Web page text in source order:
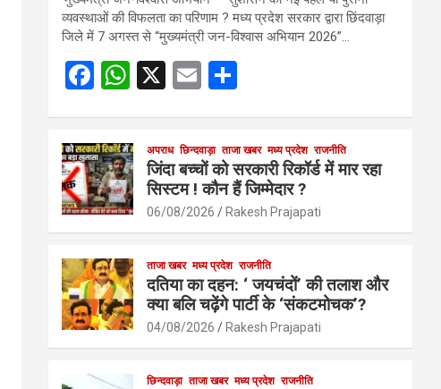
व्यवस्थाओं की विफलता का परिणाम ? मध्य प्रदेश सरकार द्वारा छिंदवाड़ा
जिले में 7 अगस्त से “मुख्यमंत्री जन-विश्वास अभियान 2026”…
F
b
o
o
W
s
A
p
X
E
e
अपराध छिन्दवाड़ा ताजा खबर मध्य प्रदेश राजनीति
जिंदा बच्चों को सरकारी रिकॉर्ड में मार रहा
सिस्टम ! कौन हैं जिम्मेदार ?
06/08/2026 Rakesh Prajapati
ताजा खबर मध्य प्रदेश राजनीति
दतिया का दहन: ‘ जयचंदों’ की तलाश और
क्या बलि चढ़ेंगे पार्टी के ‘संकटमोचक’?
04/08/2026 Rakesh Prajapati
छिन्दवाड़ा ताजा खबर मध्य प्रदेश राजनीति